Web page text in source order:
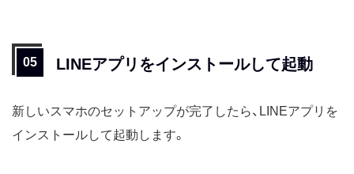
LINEアプリをインストールして起動
新しいスマホのセットアップが完了したら、LINEアプリを
インストールして起動します。